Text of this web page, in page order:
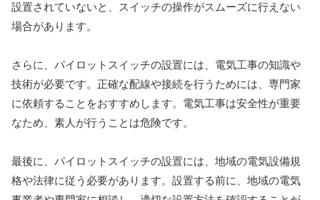
設置されていないと、スイッチの操作がスムーズに行えない
場合があります。
さらに、パイロットスイッチの設置には、電気工事の知識や
技術が必要です。正確な配線や接続を行うためには、専門家
に依頼することをおすすめします。電気工事は安全性が重要
なため、素人が行うことは危険です。
最後に、パイロットスイッチの設置には、地域の電気設備規
格や法律に従う必要があります。設置する前に、地域の電気